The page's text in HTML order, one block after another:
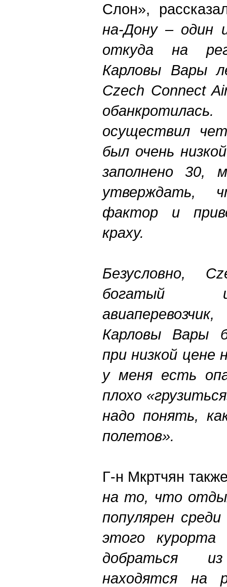
Слон»,
на-Дону – один
откуда на
Карловы Вары
Czech Connect
осуществил
был очень
заполнено 30,
утверждать,
фактор и
краху.
Безусловно,
богатый
Карловы Вары
при низкой цене
у меня есть
плохо
надо понять,
полетов».
Г-н Мкртчян
на то, что
популярен
этого курорта
добраться
находятся на